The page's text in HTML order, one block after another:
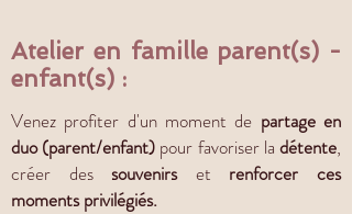
Atelier en famille parent(s) -
enfant(s) :
Venez profiter d'un moment de partage en
duo (parent/enfant) pour favoriser ladétente,
créer dessouvenirset renforcer ces
moments privilégiés.